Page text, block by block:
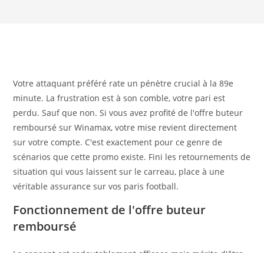
Votre attaquant préféré rate un pénètre crucial à la 89e
minute. La frustration est à son comble, votre pari est
perdu. Sauf que non. Si vous avez profité de l'offre buteur
remboursé sur Winamax, votre mise revient directement
sur votre compte. C'est exactement pour ce genre de
scénarios que cette promo existe. Fini les retournements de
situation qui vous laissent sur le carreau, place à une
véritable assurance sur vos paris football.
Fonctionnement de l'offre buteur
remboursé